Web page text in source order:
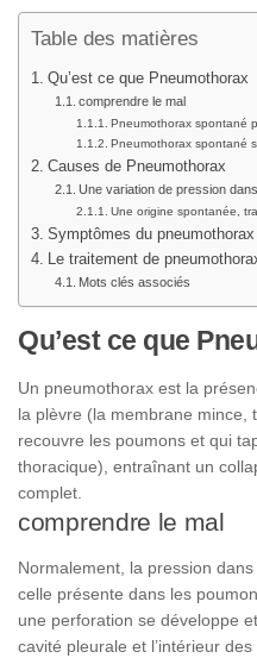
Table des matières
Qu’est ce que Pneumothorax
comprendre le mal
Pneumothorax spontané
Pneumothorax spontané
Causes de Pneumothorax
Une variation de pression
Une origine spontanée,
Symptômes du pneumothorax
Le traitement de
Mots clés associés
Qu’est ce que
Un pneumothorax est la
la plèvre (la membrane mince,
recouvre les poumons et qui
thoracique), entraînant un
complet.
comprendre le mal
Normalement, la pression
celle présente dans les
une perforation se développe
cavité pleurale et l’intérieur